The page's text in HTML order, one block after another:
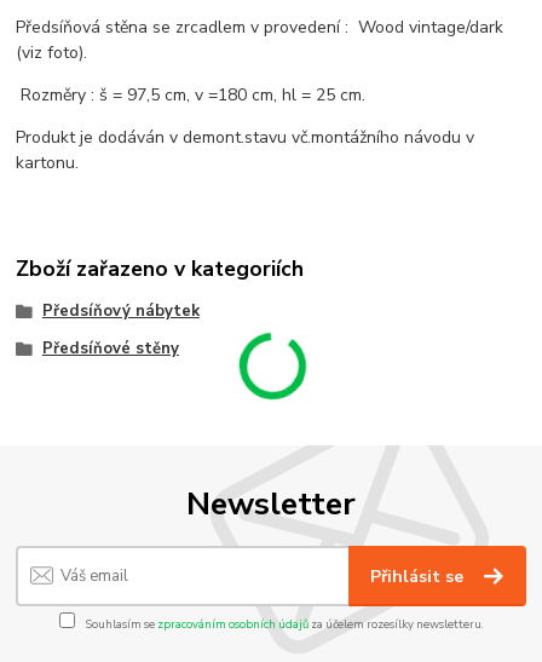
Předsíňová stěna se zrcadlem v provedení : Wood vintage/dark
(viz foto).
Rozměry : š = 97,5 cm, v =180 cm, hl = 25 cm.
Produkt je dodáván v demont.stavu vč.montážního návodu v
kartonu.
Zboží zařazeno v kategoriích
Předsíňový nábytek
Předsíňové stěny
Newsletter
Přihlásit se
Souhlasím se zpracováním osobních údajůza účelem rozesílky newsletteru.